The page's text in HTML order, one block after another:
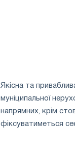
Якісна та
муніципальної
напрямних, крім
фіксуватиметься